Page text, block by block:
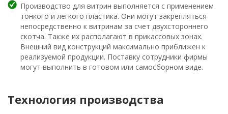
Производство для витрин выполняется с применением
тонкого и легкого пластика. Они могут закрепляться
непосредственно к витринам за счет двухстороннего
скотча. Также их располагают в прикассовых зонах.
Внешний вид конструкций максимально приближен к
реализуемой продукции. Поставку сотрудники фирмы
могут выполнить в готовом или самосборном виде.
Технология производства